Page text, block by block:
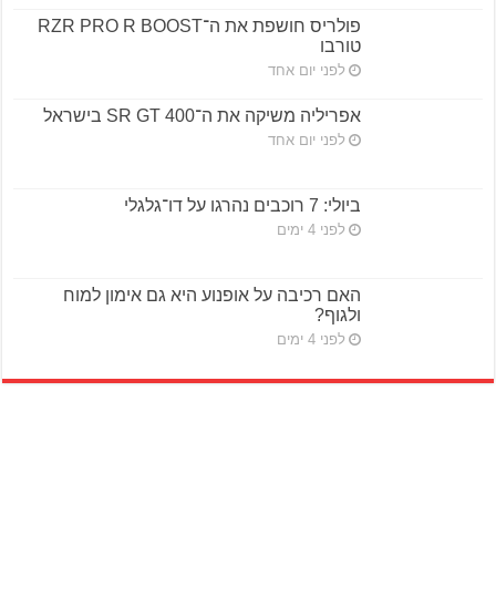
פולריס חושפת את ה־RZR PRO R BOOST
טורבו
לפני יום אחד
אפריליה משיקה את ה־SR GT 400 בישראל
לפני יום אחד
ביולי: 7 רוכבים נהרגו על דו־גלגלי
לפני 4 ימים
האם רכיבה על אופנוע היא גם אימון למוח
ולגוף?
לפני 4 ימים